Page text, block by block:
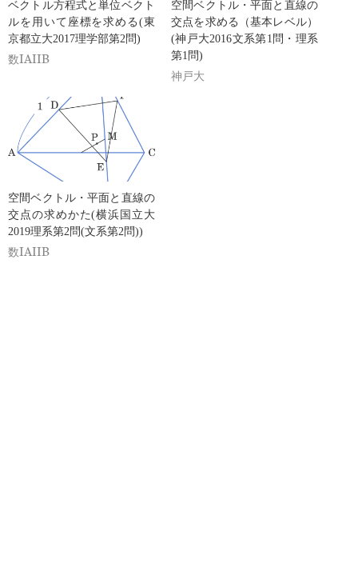
ベクトル方程式と単位ベクト
ルを用いて座標を求める(東
京都立大2017理学部第2問)
数IAIIB
空間ベクトル・平面と直線の
交点を求める（基本レベル）
(神戸大2016文系第1問・理系
第1問)
神戸大
空間ベクトル・平面と直線の
交点の求めかた(横浜国立大
2019理系第2問(文系第2問))
数IAIIB